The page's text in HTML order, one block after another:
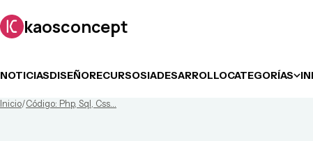
kaosconcept
NOTICIASDISEÑORECURSOSIADESARROLLOCATEGORÍAS
Inicio/Código: Php, Sql, Css...